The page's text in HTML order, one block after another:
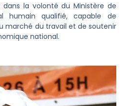
dans la volonté du Ministère de
humain qualifié, capable de
marché du travail et de soutenir
national.